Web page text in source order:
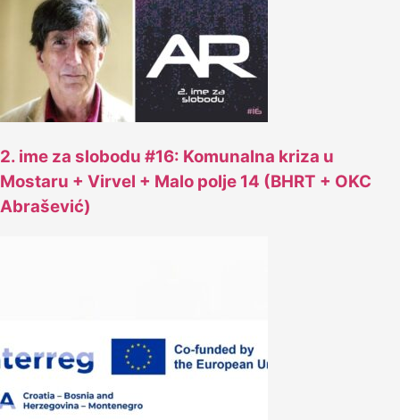
2. ime za slobodu #16: Komunalna kriza u
Mostaru + Virvel + Malo polje 14 (BHRT + OKC
Abrašević)